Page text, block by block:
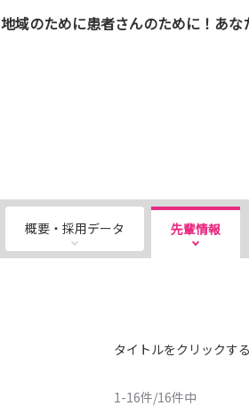
地域のために患者さんのために！あ
概要・採用データ 先輩情報
タイトルをクリックす
1-16件/16件中